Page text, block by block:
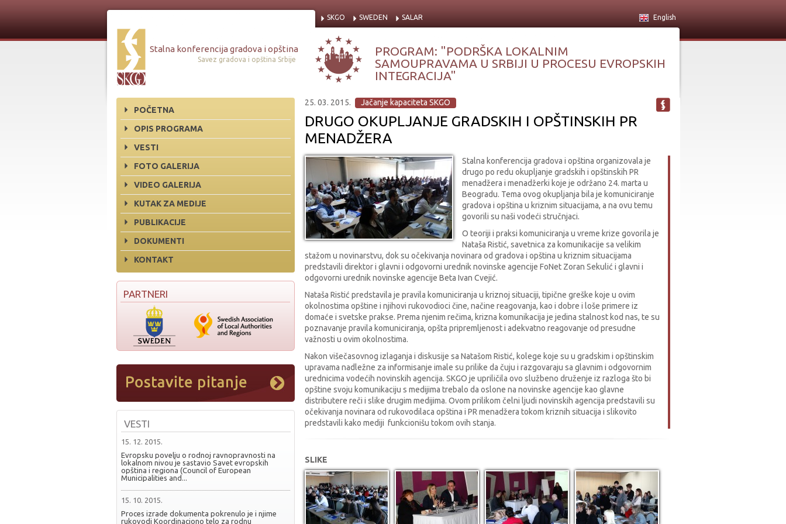
Stalna konferencija gradova i opština
Savez gradova i opština Srbije
SKGO SWEDEN SALAR English
PROGRAM: "PODRŠKA LOKALNIM
SAMOUPRAVAMA U SRBIJI U PROCESU EVROPSKIH
INTEGRACIJA"
POČETNA
OPIS PROGRAMA
VESTI
FOTO GALERIJA
VIDEO GALERIJA
KUTAK ZA MEDIJE
PUBLIKACIJE
DOKUMENTI
KONTAKT
PARTNERI
VESTI
15. 12. 2015.
Evropsku povelju o rodnoj ravnopravnosti na
lokalnom nivou je sastavio Savet evropskih
opština i regiona (Council of European
Municipalities and...
15. 10. 2015.
Proces izrade dokumenta pokrenulo je i njime
rukovodi Koordinaciono telo za rodnu
25. 03. 2015. Jačanje kapaciteta SKGO
DRUGO OKUPLJANJE GRADSKIH I OPŠTINSKIH PR
MENADŽERA
Stalna konferencija gradova i opština organizovala je
drugo po redu okupljanje gradskih i opštinskih PR
menadžera i menadžerki koje je održano 24. marta u
Beogradu. Tema ovog okupljanja bila je komuniciranje
gradova i opština u kriznim situacijama, a na ovu temu
govorili su naši vodeći stručnjaci.
O teoriji i praksi komuniciranja u vreme krize govorila je
Nataša Ristić, savetnica za komunikacije sa velikim
stažom u novinarstvu, dok su očekivanja novinara od gradova i opština u kriznim situacijama
predstavili direktor i glavni i odgovorni urednik novinske agencije FoNet Zoran Sekulić i glavni i
odgovorni urednik novinske agencije Beta Ivan Cvejić.
Nataša Ristić predstavila je pravila komuniciranja u kriznoj situaciji, tipične greške koje u ovim
okolnostima opštine i njihovi rukovodioci čine, načine reagovanja, kao i dobre i loše primere iz
domaće i svetske prakse. Prema njenim rečima, krizna komunikacija je jedina stalnost kod nas, te su
poznavanje pravila komuniciranja, opšta pripremljenost i adekvatno reagovanje od presudne
važnosti u ovim okolnostima.
Nakon višečasovnog izlaganja i diskusije sa Natašom Ristić, kolege koje su u gradskim i opštinskim
upravama nadležne za informisanje imale su prilike da čuju i razgovaraju sa glavnim i odgovornim
urednicima vodećih novinskih agencija. SKGO je upriličila ovo službeno druženje iz razloga što bi
opštine svoju komunikaciju s medijima trebalo da oslone na novinske agencije kao glavne
distributere reči i slike drugim medijima. Ovom prilikom čelni ljudi novinskih agencija predstavili su
očekivanja novinara od rukovodilaca opština i PR menadžera tokom kriznih situacija i slikovito
predstavili kako mediji funkcionišu tokom ovih stanja.
SLIKE